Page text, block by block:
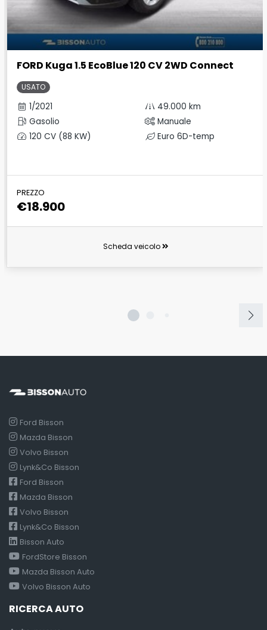
FORD Kuga 1.5 EcoBlue 120 CV 2WD Connect
USATO
1/2021
49.000 km
Gasolio
Manuale
120 CV (88 KW)
Euro 6D-temp
PREZZO
€18.900
Scheda veicolo
Ford Bisson
Mazda Bisson
Volvo Bisson
Lynk&Co Bisson
Ford Bisson
Mazda Bisson
Volvo Bisson
Lynk&Co Bisson
Bisson Auto
FordStore Bisson
Mazda Bisson Auto
Volvo Bisson Auto
RICERCA AUTO